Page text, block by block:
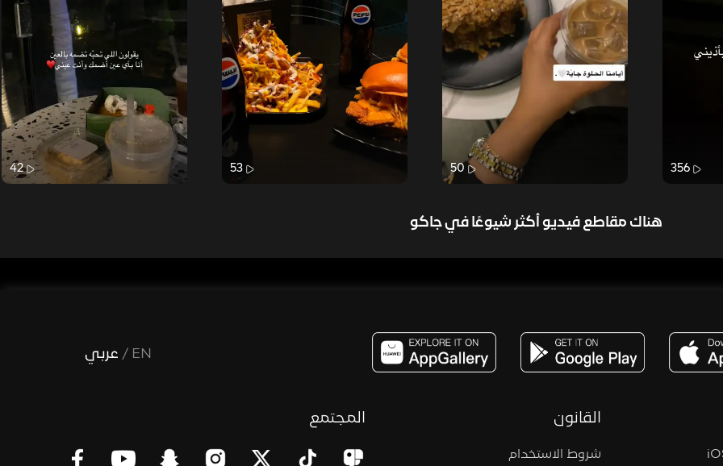
356
50
53
42
هناك مقاطع فيديو أكثر شيوعًا في جاكو
EN
/ عربي
القانون
شروط الاستخدام
المجتمع